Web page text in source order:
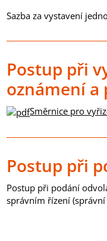
Sazba za vystavení
Postup při
oznámení a
Směrnice pro
Postup při
Postup při podání
správním řízení (správní